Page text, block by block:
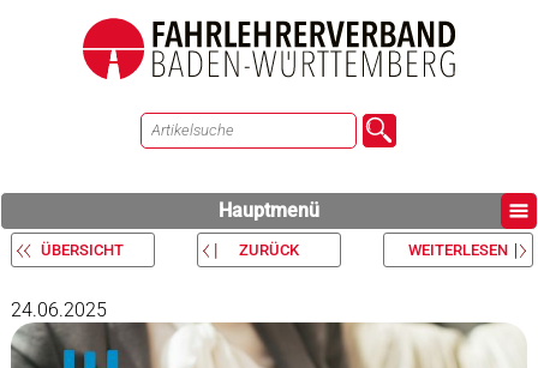
Hauptmenü
ÜBERSICHT ZURÜCK WEITERLESEN
24.06.2025